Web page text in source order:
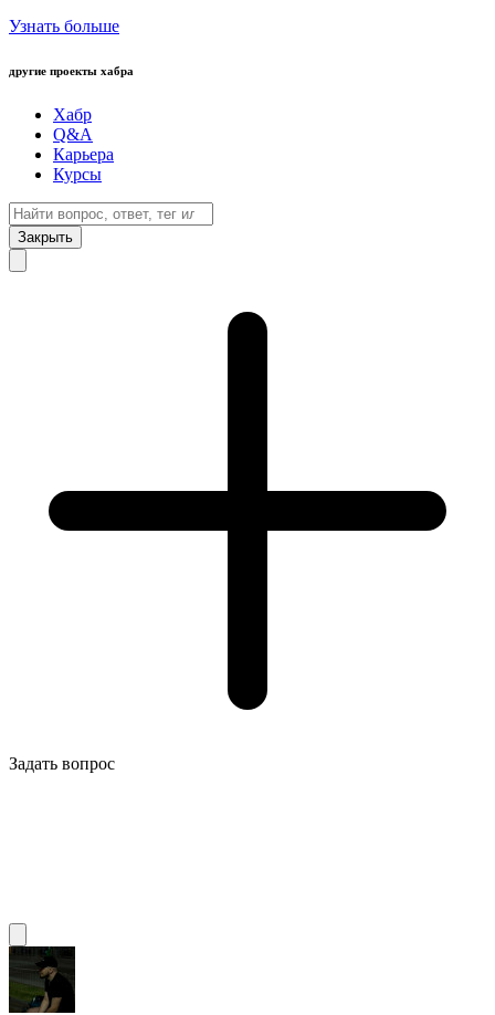
Узнать больше
другие проекты хабра
Хабр
Q&A
Карьера
Курсы
Закрыть
Задать вопрос